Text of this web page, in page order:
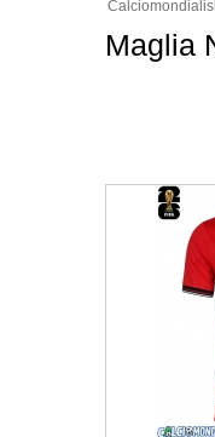
Maglia